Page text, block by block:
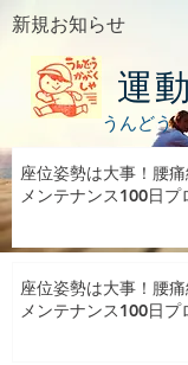
新規お知らせ
運
うんど
座位姿勢は大事！腰
メンテナンス100日プ
座位姿勢は大事！腰
メンテナンス100日プ